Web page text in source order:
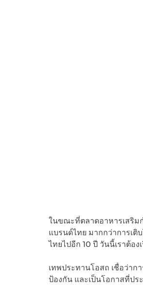
ในขณะที่ตลาดอาหารเสริม
แบรนด์ไทย มากกว่าการเติ
ไทยไปอีก 10 ปี วันนี้เราต้อ
เทพประทานโอสถ เชื่อว่า
ป้องกัน และเป็นโอกาสที่ปร